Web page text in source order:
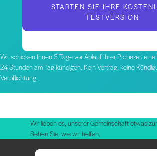
STARTEN SIE IHRE
TESTVERSION
Wir schicken Ihnen 3 Tage vor Ablauf Ihrer Probezeit
24 Stunden am Tag kündigen. Kein Vertrag, keine
Verpflichtung.
Wir lieben es, unserer Gemeinschaft etwas
Sehen Sie, wie wir helfen.